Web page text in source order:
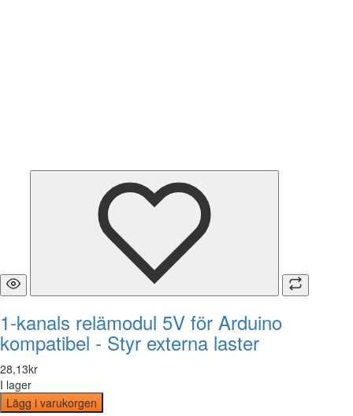
1-kanals relämodul 5V för Arduino
kompatibel - Styr externa laster
28,13kr
I lager
Lägg i varukorgen